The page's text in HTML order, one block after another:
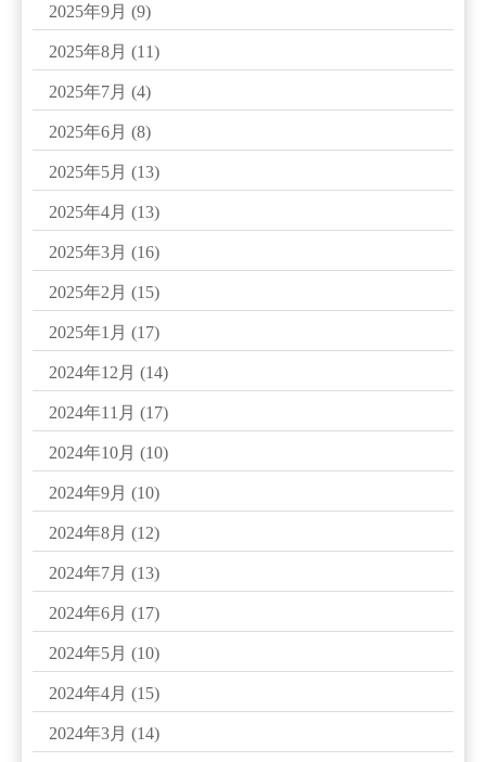
2025年9月 (9)
2025年8月 (11)
2025年7月 (4)
2025年6月 (8)
2025年5月 (13)
2025年4月 (13)
2025年3月 (16)
2025年2月 (15)
2025年1月 (17)
2024年12月 (14)
2024年11月 (17)
2024年10月 (10)
2024年9月 (10)
2024年8月 (12)
2024年7月 (13)
2024年6月 (17)
2024年5月 (10)
2024年4月 (15)
2024年3月 (14)